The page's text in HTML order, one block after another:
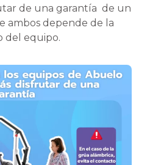
de una garantía de un
ambos depende de la
del equipo.